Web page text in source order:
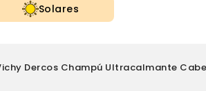
Solares
Dercos Champú Ultracalmante